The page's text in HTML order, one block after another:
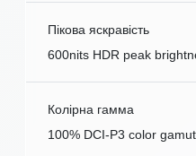
Пікова яскравість
600nits HDR peak
Колірна гамма
100% DCI-P3 color gamut